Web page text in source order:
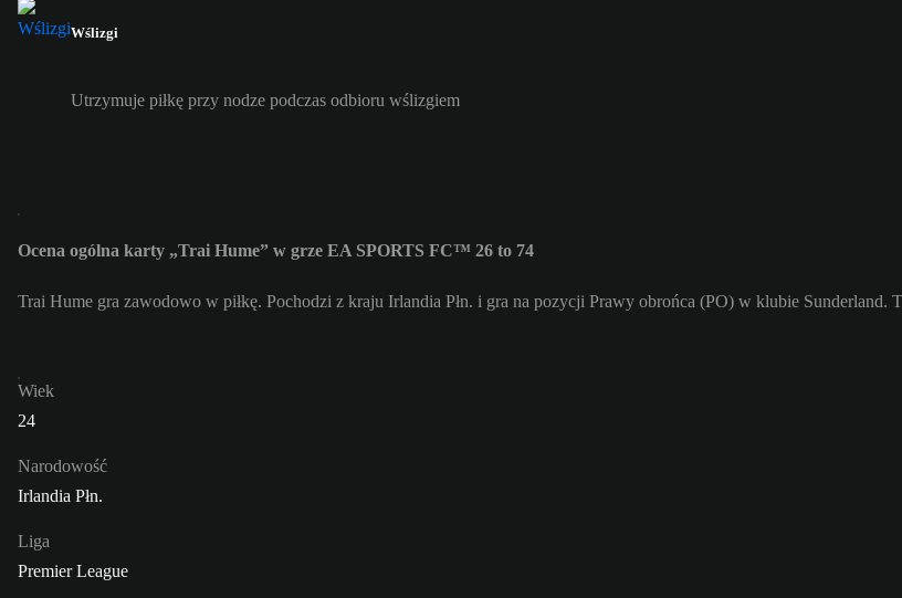
Wślizgi
Utrzymuje piłkę przy nodze podczas odbioru wślizgiem
Ocena ogólna karty „Trai Hume” w grze EA SPORTS FC™ 26 to 74
Trai Hume gra zawodowo w piłkę. Pochodzi z kraju Irlandia Płn. i gra na pozycji Prawy obrońca (PO) w klubie Sunderland.
Wiek
24
Narodowość
Irlandia Płn.
Liga
Premier League